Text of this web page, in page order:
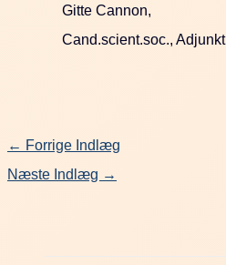
Gitte Cannon,
Cand.scient.soc., Adjunkt
← Forrige Indlæg
Næste Indlæg →